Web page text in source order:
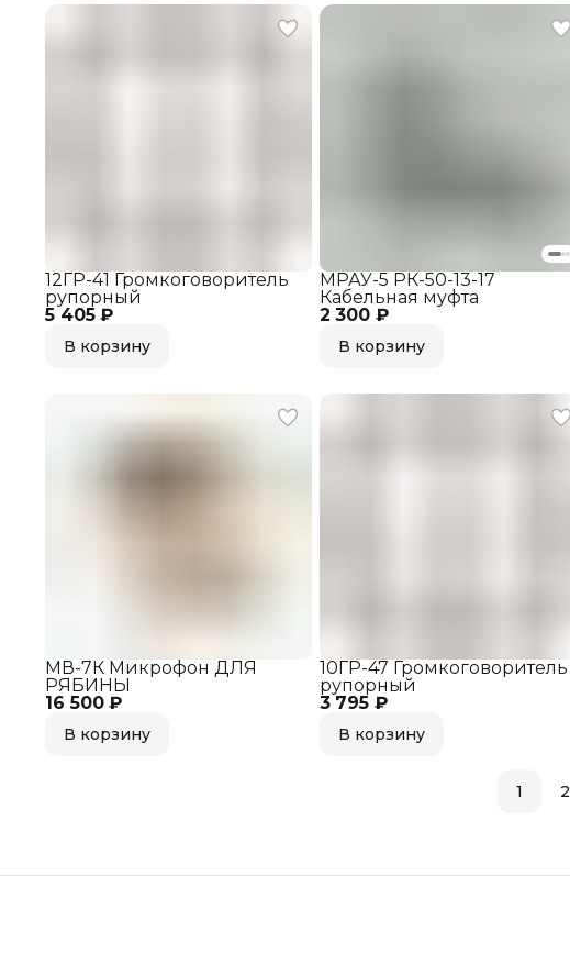
5 405 ₽
12ГР-41 Громкоговоритель
рупорный
В корзину
2 300 ₽
МРАУ-5 РК-50-13-17
Кабельная муфта
В корзину
16 500 ₽
МВ-7К Микрофон ДЛЯ
РЯБИНЫ
В корзину
3 795 ₽
10ГР-47 Громкоговоритель
рупорный
В корзину
1 2